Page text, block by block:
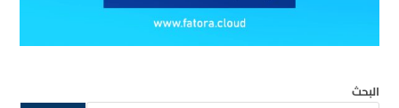
البحث